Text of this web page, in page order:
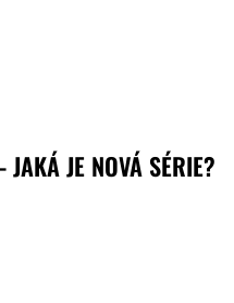
JE NOVÁ SÉRIE?